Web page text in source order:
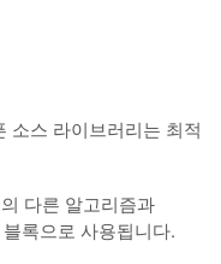
소스 라이브러리는 최적
다른 알고리즘과
록으로 사용됩니다.